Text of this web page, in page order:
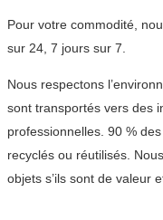
Pour votre commodité,
sur 24, 7 jours sur 7.
Nous respectons
sont transportés vers des
professionnelles. 90 %
recyclés ou réutilisés.
objets s’ils sont de valeur